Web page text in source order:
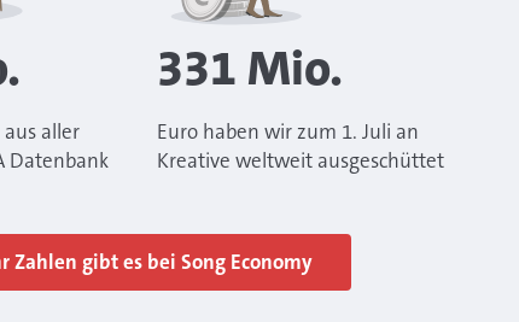
aller
Datenbank
331 Mio.
Euro haben wir zum 1. Juli an
Kreative weltweit ausgeschüttet
Zahlen gibt es bei Song Economy